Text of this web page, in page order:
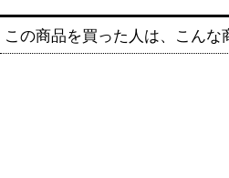
この商品を買った人は、こんな